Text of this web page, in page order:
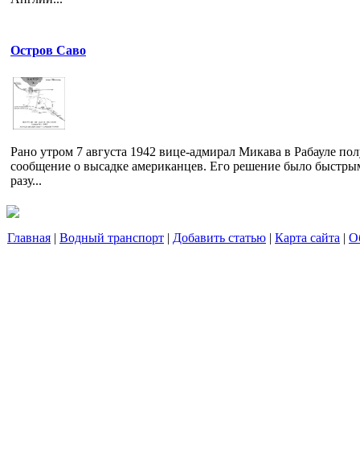
Остров Саво
Рано утром 7 августа 1942 вице-адмирал Микава в Рабауле
сообщение о высадке американцев. Его решение было
разу...
Главная | Водный транспорт | Добавить статью | Карта сайта |